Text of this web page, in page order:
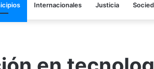
Internacionales Justicia